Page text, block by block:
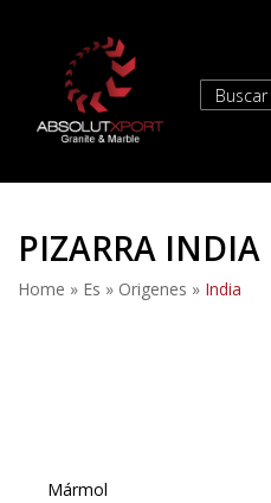
PIZARRA INDIA
Home » Es » Origenes » India
Mármol